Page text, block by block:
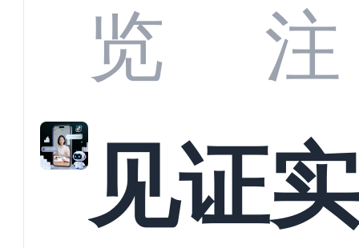
商深度
解析：
览
注
见证实